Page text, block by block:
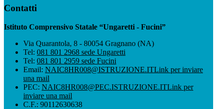
Contatti
Istituto Comprensivo Statale “Ungaretti - Fucini”
Via Quarantola, 8 - 80054 Gragnano (NA)
Tel: 081 801 2968 sede Ungaretti
Tel: 081 801 2959 sede Fucini
Email: NAIC8HR008@ISTRUZIONE.ITLink per inviare
una mail
PEC: NAIC8HR008@PEC.ISTRUZIONE.ITLink per
inviare una mail
C.F.: 90112630638